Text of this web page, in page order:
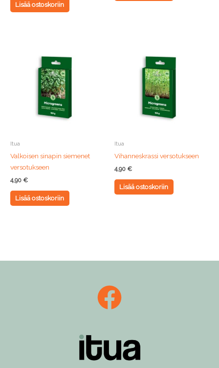
Lisää ostoskoriin
Itua
Valkoisen sinapin siemenet
versotukseen
4,90 €
Lisää ostoskoriin
Itua
Vihanneskrassi versotukseen
4,90 €
Lisää ostoskoriin